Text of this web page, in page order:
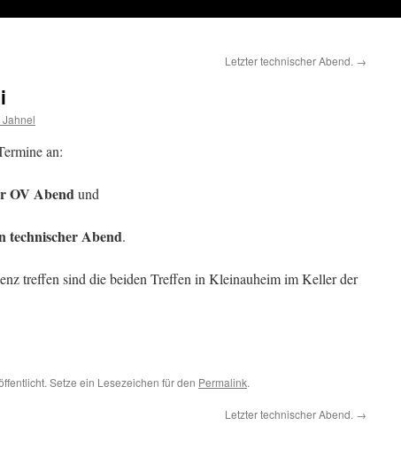
Letzter technischer Abend. →
Jahnel
an:
OV Abendund
technischer Abend.
treffen sind die beiden Treffen in Kleinauheim im Keller der
Setze ein Lesezeichen für den Permalink.
Letzter technischer Abend. →